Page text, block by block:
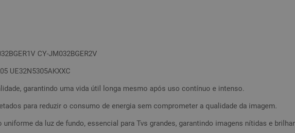
CY-JM032BGER2V
UE32N5305AKXXC
garantindo uma vida útil longa mesmo após uso contínuo e intenso.
para reduzir o consumo de energia sem comprometer a qualidade da imagem.
uniforme da luz de fundo, essencial para Tvs grandes, garantindo imagens nítidas e